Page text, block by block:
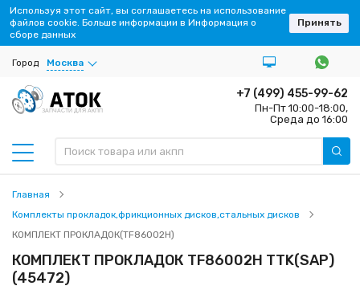
Город Москва
ЗАПЧАСТИ ДЛЯ АКПП
+7 (499) 455-99-62
Пн-Пт 10:00-18:00,
Среда до 16:00
Главная
Комплекты прокладок,фрикционных дисков,стальных дисков
КОМПЛЕКТ ПРОКЛАДОК(TF86002H)
КОМПЛЕКТ ПРОКЛАДОК TF86002H TTK(SAP)
(45472)
Используя этот сайт, вы соглашаетесь на использование
файлов cookie. Больше информации в Информация о
сборе данных
Принять